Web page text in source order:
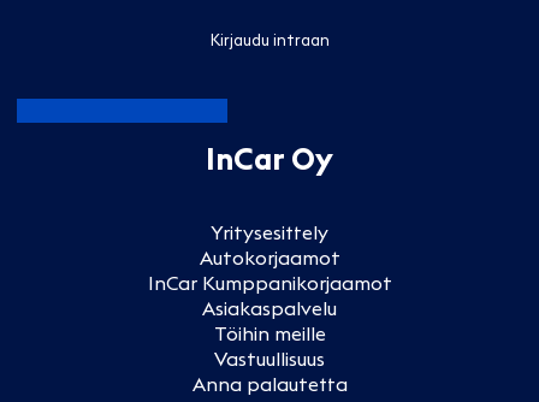
Kirjaudu intraan
InCar Oy
Yritysesittely
Autokorjaamot
InCar Kumppanikorjaamot
Asiakaspalvelu
Töihin meille
Vastuullisuus
Anna palautetta